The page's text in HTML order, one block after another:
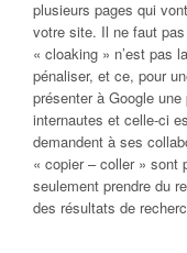
plusieurs pages qui
votre site. Il ne faut
« cloaking » n’est pas
pénaliser, et ce, pour
présenter à Google
internautes et celle-ci
demandent à ses
« copier – coller » sont
seulement prendre du
des résultats de